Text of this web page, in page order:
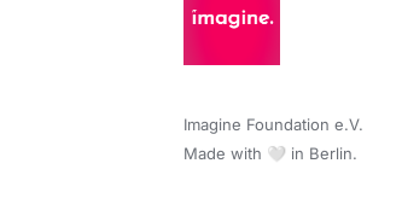
Imagine Foundation e.V.
Made with 🤍 in Berlin.